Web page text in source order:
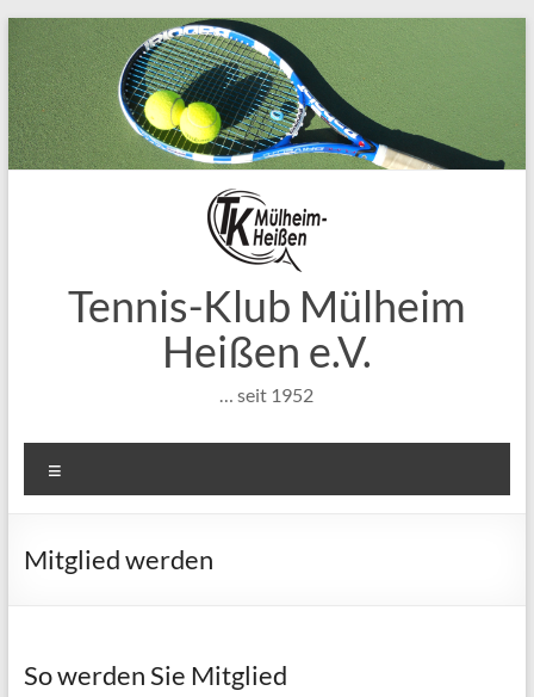
Zum
Inhalt
springen
Tennis-Klub Mülheim
Heißen e.V.
… seit 1952
Mitglied werden
So werden Sie Mitglied